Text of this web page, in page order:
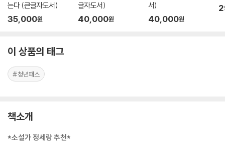
는다 (큰글자도서)
35,000원
글자도서)
40,000원
서)
40,000원
이 상품의 태그
#청년패스
책소개
*소설가 정세랑 추천*